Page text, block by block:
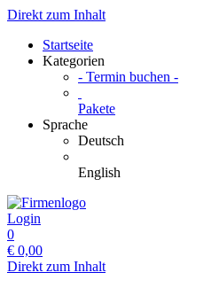
Direkt zum Inhalt
Startseite
Kategorien
- Termin buchen -
Pakete
Sprache
Deutsch
English
Login
0
€ 0,00
Direkt zum Inhalt